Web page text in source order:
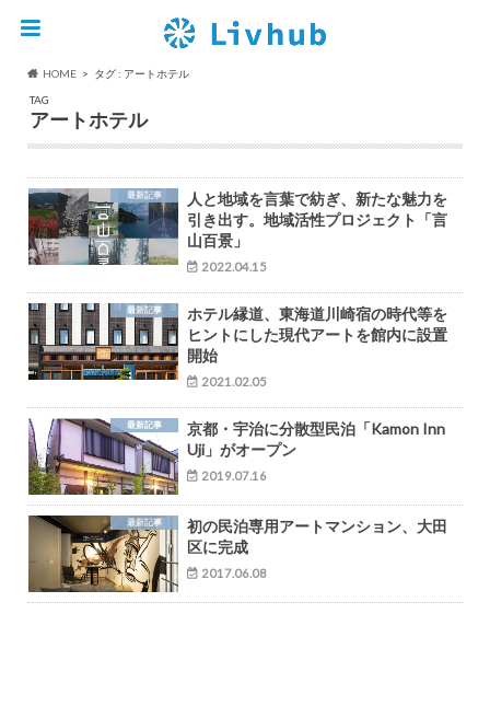
HOME
タグ : アートホテル
TAG
アートホテル
最新記事
人と地域を言葉で紡ぎ、新たな魅力を
引き出す。地域活性プロジェクト「言
山百景」
2022.04.15
最新記事
ホテル縁道、東海道川崎宿の時代等を
ヒントにした現代アートを館内に設置
開始
2021.02.05
最新記事
京都・宇治に分散型民泊「Kamon Inn
Uji」がオープン
2019.07.16
最新記事
初の民泊専用アートマンション、大田
区に完成
2017.06.08